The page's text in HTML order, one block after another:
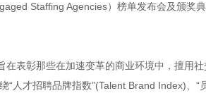
Staffing Agencies）榜单发布会及颁奖
表彰那些在加速变革的商业环境中，擅用
人才招聘品牌指数”(Talent Brand Index)、